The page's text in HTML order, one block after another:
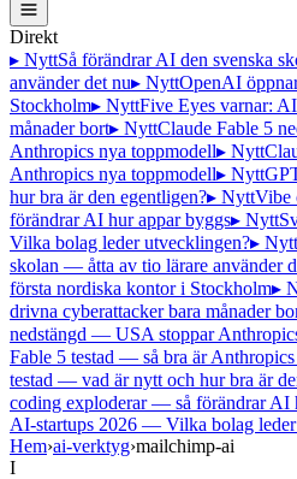
Direkt
▸ NyttSå förändrar AI den svenska
använder det nu▸ NyttOpenAI
Stockholm▸ NyttFive Eyes varnar:
månader bort▸ NyttClaude Fable 5
Anthropics nya toppmodell▸ Nytt
Anthropics nya toppmodell▸ Nytt
hur bra är den egentligen?▸ NyttVibe
förändrar AI hur appar byggs▸ Nytt
Vilka bolag leder utvecklingen?▸ Nytt
skolan — åtta av tio lärare använder
första nordiska kontor i Stockholm▸
drivna cyberattacker bara månader
nedstängd — USA stoppar
Fable 5 testad — så bra är
testad — vad är nytt och hur bra är
coding exploderar — så förändrar AI
AI-startups 2026 — Vilka bolag
Hem›ai-verktyg›mailchimp-ai
I